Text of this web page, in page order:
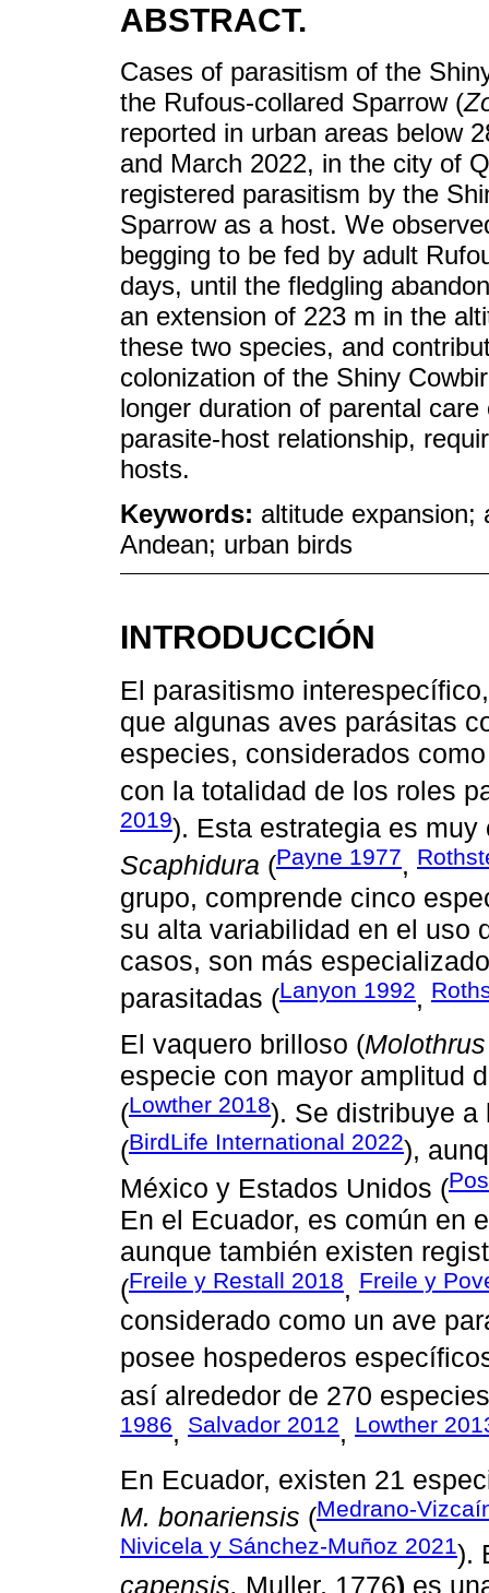
ABSTRACT.
Cases of parasitism of the
the Rufous-collared Sparrow (
reported in urban areas below
and March 2022, in the city of
registered parasitism by the
Sparrow as a host. We
begging to be fed by adult
days, until the fledgling
an extension of 223 m in the
these two species, and
colonization of the Shiny
longer duration of parental
parasite-host relationship,
hosts.
Keywords: altitude expansion;
Andean; urban birds
INTRODUCCIÓN
El parasitismo
que algunas aves parásitas
especies, considerados
con la totalidad de los roles
2019). Esta estrategia es
Scaphidura (Payne 1977,
grupo, comprende cinco
su alta variabilidad en el uso
casos, son más
parasitadas (Lanyon 1992,
El vaquero brilloso (
especie con mayor amplitud
(Lowther 2018). Se distribuye a
(BirdLife International 2022),
México y Estados Unidos (
En el Ecuador, es común en
aunque también existen
(Freile y Restall 2018, Freile y
considerado como un ave
posee hospederos
así alrededor de 270
1986, Salvador 2012, Lowther
En Ecuador, existen 21
M. bonariensis (Medrano-
Nivicela y Sánchez-Muñoz 2021).
capensis, Muller, 1776) es